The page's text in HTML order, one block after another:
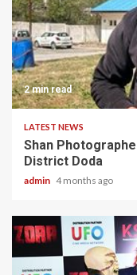
2 min read
LATEST NEWS
Shan
District Doda
admin 4 months ago